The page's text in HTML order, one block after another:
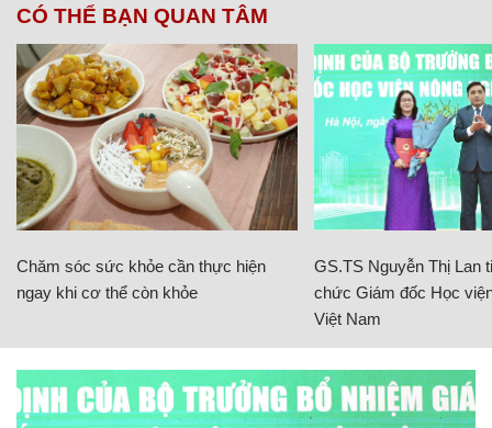
CÓ THỂ BẠN QUAN TÂM
Chăm sóc sức khỏe cần thực hiện
ngay khi cơ thể còn khỏe
GS.TS Nguyễn Thị Lan
chức Giám đốc Học
Việt Nam